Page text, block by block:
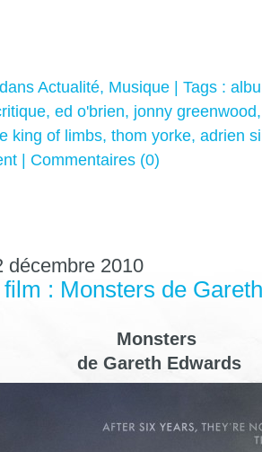
Actualité, Musique | Tags :
, ed o'brien, jonny greenwood
king of limbs, thom yorke, adrien
| Commentaires (0)
décembre 2010
: Monsters de
Monsters
de Gareth Edwards